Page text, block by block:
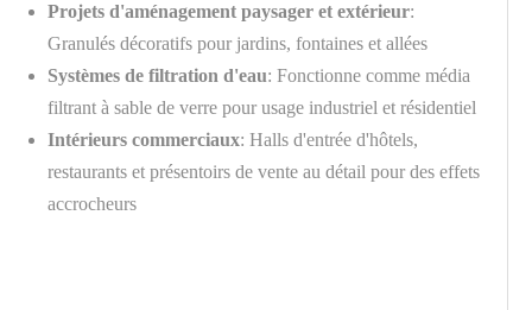
Projets d'aménagement paysager et extérieur:
Granulés décoratifs pour jardins, fontaines et allées
Systèmes de filtration d'eau: Fonctionne comme média
filtrant à sable de verre pour usage industriel et résidentiel
Intérieurs commerciaux: Halls d'entrée d'hôtels,
restaurants et présentoirs de vente au détail pour des effets
accrocheurs